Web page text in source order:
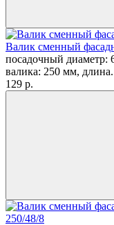
Валик сменный
посадочный диаметр:
валика: 250 мм,
129 p.